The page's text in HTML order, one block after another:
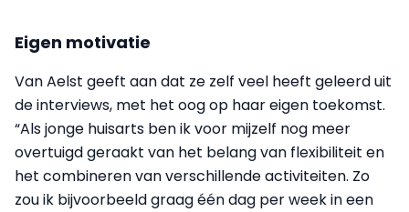
Eigen motivatie
Van Aelst geeft aan dat ze zelf veel heeft geleerd uit
de interviews, met het oog op haar eigen toekomst.
“Als jonge huisarts ben ik voor mijzelf nog meer
overtuigd geraakt van het belang van flexibiliteit en
het combineren van verschillende activiteiten. Zo
zou ik bijvoorbeeld graag één dag per week in een